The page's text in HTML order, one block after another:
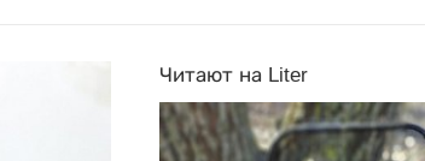
Читают на Liter